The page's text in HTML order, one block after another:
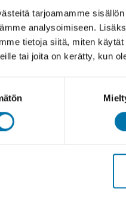
tarjoamamme
analysoimiseen.
tietoja siitä, miten
tai joita on kerätty, kun